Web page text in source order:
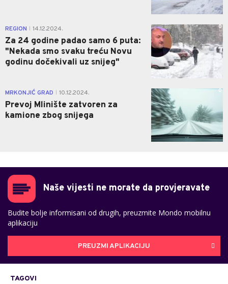
REGION 14.12.2024.
Za 24 godine padao samo 6 puta:
"Nekada smo svaku treću Novu
godinu dočekivali uz snijeg"
0
MRKONJIĆ GRAD 10.12.2024.
Prevoj Mlinište zatvoren za
kamione zbog snijega
0
Naše vijesti ne morate da provjeravate
Budite bolje informisani od drugih, preuzmite Mondo mobilnu
aplikaciju
PREUZMI APLIKACIJU
TAGOVI